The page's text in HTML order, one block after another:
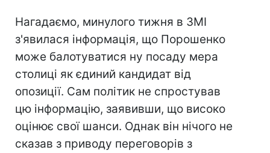
Нагадаємо, минулого тижня в ЗМІ
з'явилася інформація, що Порошенко
може балотуватися ну посаду мера
столиці як єдиний кандидат від
опозиції. Сам політик не спростував
цю інформацію, заявивши, що високо
оцінює свої шанси. Однак він нічого не
сказав з приводу переговорів з